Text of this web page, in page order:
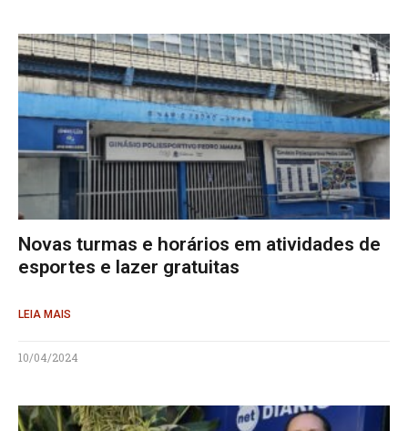
Novas turmas e horários em atividades de
esportes e lazer gratuitas
LEIA MAIS
10/04/2024